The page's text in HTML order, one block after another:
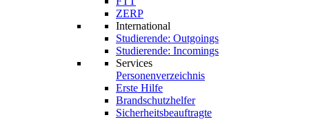
ZERP
International
Studierende: Outgoings
Studierende: Incomings
Services
Personenverzeichnis
Erste Hilfe
Brandschutzhelfer
Sicherheitsbeauftragte